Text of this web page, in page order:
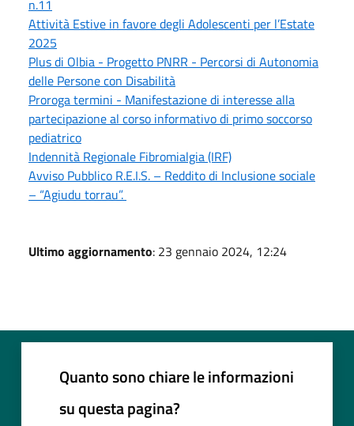
n.11
Attività Estive in favore degli Adolescenti per l’Estate
2025
Plus di Olbia - Progetto PNRR - Percorsi di Autonomia
delle Persone con Disabilità
Proroga termini - Manifestazione di interesse alla
partecipazione al corso informativo di primo soccorso
pediatrico
Indennità Regionale Fibromialgia (IRF)
Avviso Pubblico R.E.I.S. – Reddito di Inclusione sociale
– “Agiudu torrau”.
Ultimo aggiornamento: 23 gennaio 2024, 12:24
Quanto sono chiare le informazioni
su questa pagina?